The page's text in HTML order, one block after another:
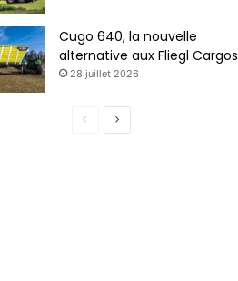
Cugo 640, la nouvelle
alternative aux Fliegl Cargos
28 juillet 2026
P